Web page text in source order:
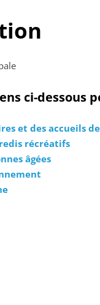
ci-dessous
et des accueils
récréatifs
âgées